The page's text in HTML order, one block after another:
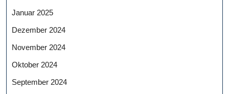
Januar 2025
Dezember 2024
November 2024
Oktober 2024
September 2024